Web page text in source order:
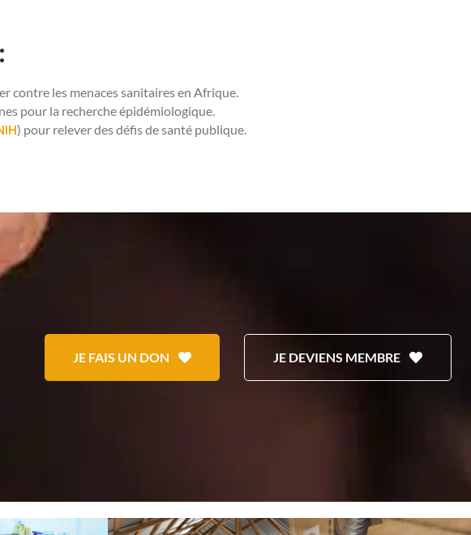
contre les menaces sanitaires en Afrique.
pour la recherche épidémiologique.
) pour relever des défis de santé publique.
JE FAIS UN DON JE DEVIENS MEMBRE